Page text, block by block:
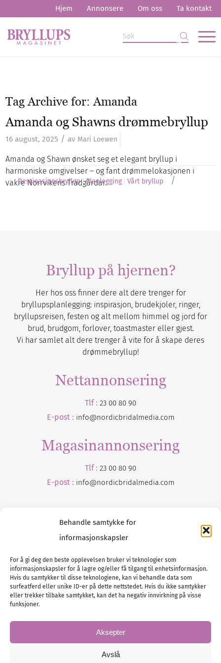
Behandle samtykke for
informasjonskapsler
For å gi deg den beste opplevelsen bruker vi teknologier som
informasjonskapsler for å lagre og/eller få tilgang til enhetsinformasjon.
Hvis du samtykker til disse teknologiene, kan vi behandle data som
surfeatferd eller unike ID-er på dette nettstedet. Hvis du ikke samtykker
eller trekker tilbake samtykket, kan det ha negativ innvirkning på visse
funksjoner.
Aksepter
Avslå
Hjem Annonsere Om oss Ta kontakt
Tag Archive for:Amanda
Amanda og Shawns drømmebryllup
16 august, 2025 / av Mari Loewen
Amanda og Shawn ønsket seg et elegant bryllup i
harmoniske omgivelser – og fant drømmelokasjonen i
vakre Norrvikens Trädgårdar.
Destinasjonsbryllup Planlegging Vårt bryllup /
Bryllup på hjernen?
Her hos oss finner dere alt dere trenger for
bryllupsplanlegging: inspirasjon, brudekjoler, ringer,
bryllupsreisen, festen og alt mellom himmel og jord for
brud, brudgom, forlover, toastmaster eller gjest.
Vi har samlet alt dere trenger å vite for å skape deres
drømmebryllup!
Nettannonsering
Tlf : 23 00 80 90
E-post : info@nordicbridalmedia.com
Magasinannonsering
Tlf : 23 00 80 90
E-post : info@nordicbridalmedia.com
Tlf :23 00 80 90
E-post :info@ nordicbridalmedia.com